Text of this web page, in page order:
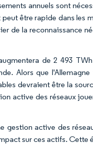
annuels sont
être rapide dans les
de la reconnaissance
de 2 493
Alors que
devraient être la
active des réseaux
gestion active des
sur ces actifs. Cette